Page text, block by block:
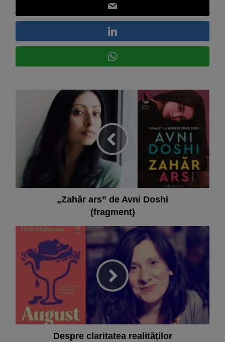
„Zahăr ars” de Avni Doshi
(fragment)
Despre claritatea realităților